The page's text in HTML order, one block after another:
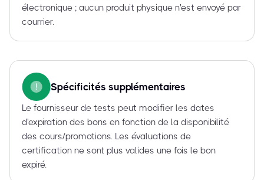
électronique ; aucun produit physique n'est envoyé par
courrier.
Spécificités supplémentaires
Le fournisseur de tests peut modifier les dates
d'expiration des bons en fonction de la disponibilité
des cours/promotions. Les évaluations de
certification ne sont plus valides une fois le bon
expiré.